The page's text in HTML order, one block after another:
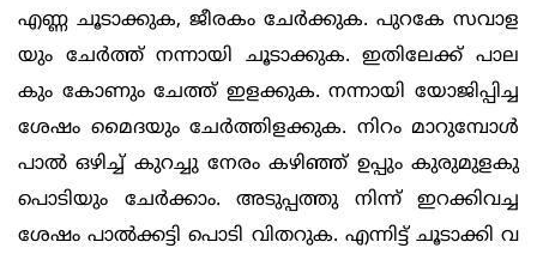
എണ്ണ ചൂടാക്കുക, ജീരകം ചേര്‍ക്കുക. പുറകേ സവാള
യും ചേര്‍ത്ത് നന്നായി ചൂടാക്കുക. ഇതിലേക്ക് പാല
കും കോണും ചേത്ത് ഇളക്കുക. നന്നായി യോജിപ്പിച്ച
ശേഷം മൈദയും ചേര്‍ത്തിളക്കുക. നിറം മാ‍റുമ്പോള്‍
പാല്‍ ഒഴിച്ച് കുറച്ചു നേരം കഴിഞ്ഞ് ഉപ്പും കുരുമുളകു
പൊടിയും ചേര്‍ക്കാം. അടുപ്പത്തു നിന്ന് ഇറക്കിവച്ച
ശേഷം പാല്‍ക്കട്ടി പൊടി വിതറുക. എന്നിട്ട് ചൂടാക്കി വ